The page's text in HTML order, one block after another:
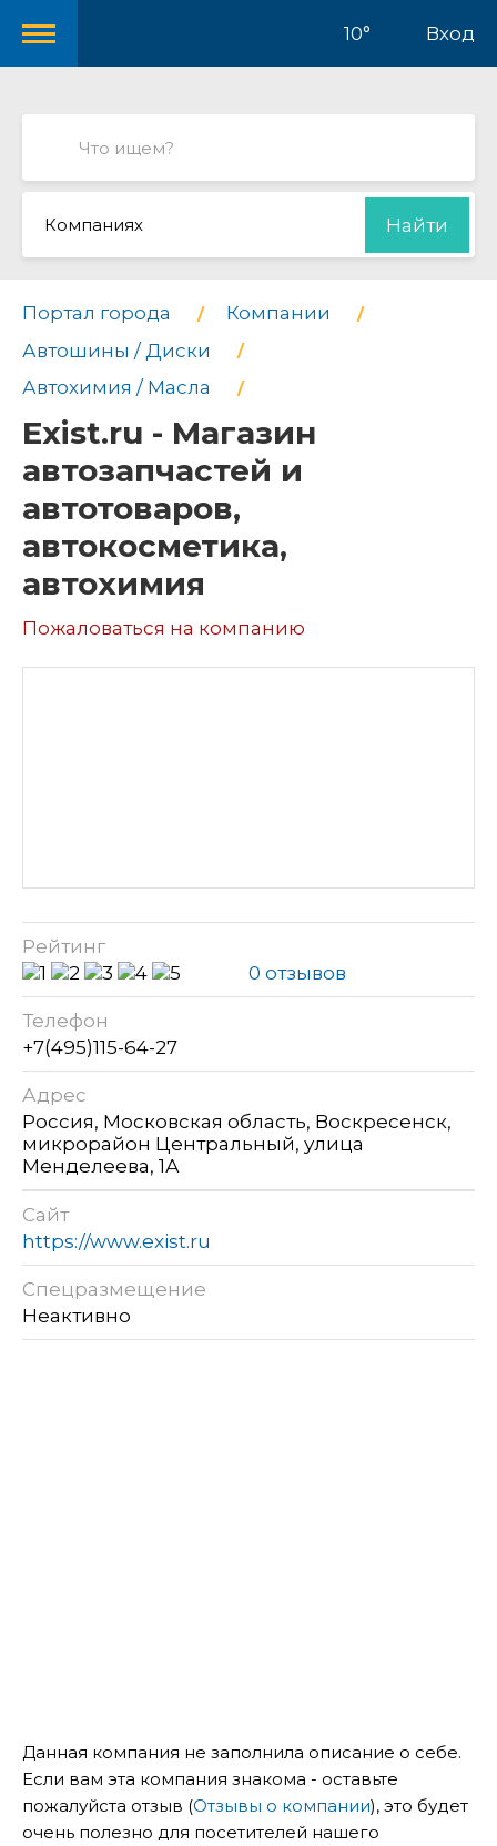
10° Вход
Компаниях Найти
Портал города
Компании
Автошины / Диски
Автохимия / Масла
Exist.ru - Магазин
автозапчастей и
автотоваров,
автокосметика,
автохимия
Пожаловаться на компанию
Рейтинг
0 отзывов
Телефон
+7(495)115-64-27
Адрес
Россия, Московская область, Воскресенск,
микрорайон Центральный, улица
Менделеева, 1А
Сайт
https://www.exist.ru
Спецразмещение
Неактивно
Данная компания не заполнила описание о себе.
Если вам эта компания знакома - оставьте
пожалуйста отзыв (Отзывы о компании), это будет
очень полезно для посетителей нашего